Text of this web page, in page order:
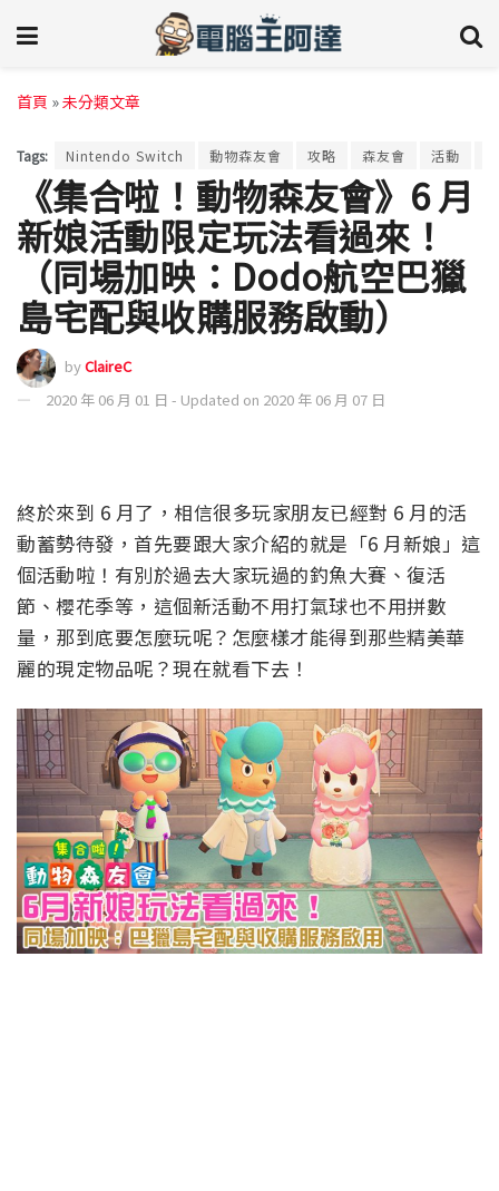
首頁 »未分類文章
Tags: Nintendo Switch 動物森友會 攻略 森友會 活動
《集合啦！動物森友會》6 月
新娘活動限定玩法看過來！
（同場加映：Dodo航空巴獵
島宅配與收購服務啟動）
byClaireC
2020 年 06 月 01 日 - Updated on 2020 年 06 月 07 日
終於來到 6 月了，相信很多玩家朋友已經對 6 月的活
動蓄勢待發，首先要跟大家介紹的就是「6 月新娘」這
個活動啦！有別於過去大家玩過的釣魚大賽、復活
節、櫻花季等，這個新活動不用打氣球也不用拼數
量，那到底要怎麼玩呢？怎麼樣才能得到那些精美華
麗的現定物品呢？現在就看下去！